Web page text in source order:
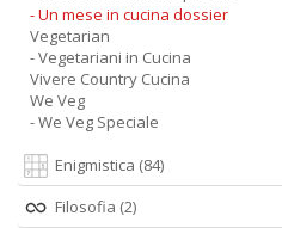
- Un mese in cucina dossier
Vegetarian
- Vegetariani in Cucina
Vivere Country Cucina
We Veg
- We Veg Speciale
Enigmistica (84)
Filosofia (2)